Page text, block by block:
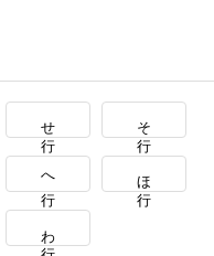
せ行 そ行
へ行 ほ行
わ行